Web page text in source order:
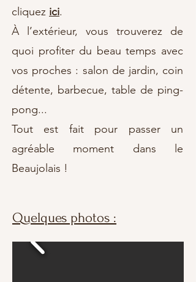
cliquez ici.
À l’extérieur, vous trouverez de
quoi profiter du beau temps avec
vos proches : salon de jardin, coin
détente, barbecue, table de ping-
pong...
Tout est fait pour passer un
agréable moment dans le
Beaujolais !
Quelques photos :